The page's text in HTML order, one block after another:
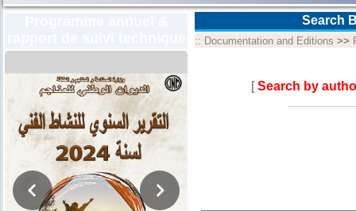
Search
:: Documentation and Editions >>
[Search by